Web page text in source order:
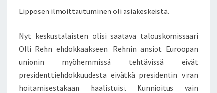
!
Lipposen ilmoittautuminen oli asiakeskeistä.
Nyt keskustalaisten olisi saatava talouskomissaari
Olli Rehn ehdokkaakseen. Rehnin ansiot Euroopan
unionin myöhemmissä tehtävissä eivät
presidenttiehdokkuudesta eivätkä presidentin viran
hoitamisestakaan haalistuisi. Kunnioitus vain